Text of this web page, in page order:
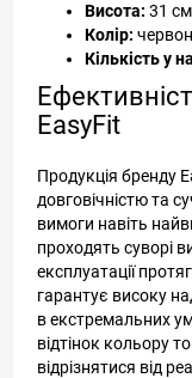
Висота: 31 см
Колір:
Кількість у
EasyFit
Продукція бренду
довговічністю та
вимоги навіть
проходять суворі
експлуатації
гарантує високу
в екстремальних
відтінок кольору
відрізнятися від